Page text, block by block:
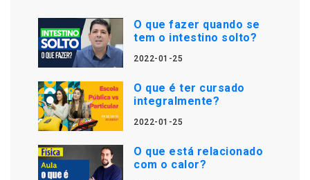
O que fazer quando se
tem o intestino solto?
2022-01-25
O que é ter cursado
integralmente?
2022-01-25
O que está relacionado
com o calor?